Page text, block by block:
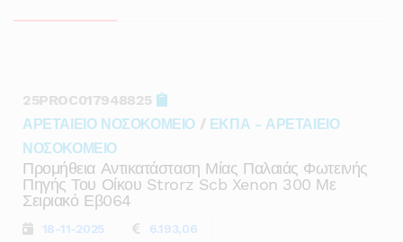
25PROC017948825
ΑΡΕΤΑΙΕΙΟ ΝΟΣΟΚΟΜΕΙΟ / ΕΚΠΑ - ΑΡΕΤΑΙΕΙΟ
ΝΟΣΟΚΟΜΕΙΟ
Προμήθεια Αντικατάσταση Μίας Παλαιάς Φωτεινής
Πηγής Του Οίκου Strorz Scb Xenon 300 Με
Σειριακό Εβ064
18-11-2025
6.193,06